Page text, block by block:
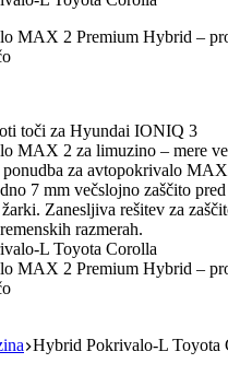
Hybrid Pokrivalo-L Toyota